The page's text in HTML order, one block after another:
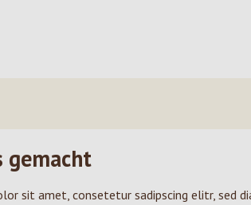
gemacht
sit amet, consetetur sadipscing elitr, sed